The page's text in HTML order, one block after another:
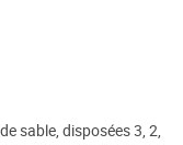
sable, disposées 3, 2,